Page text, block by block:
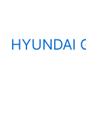
HYUNDAI